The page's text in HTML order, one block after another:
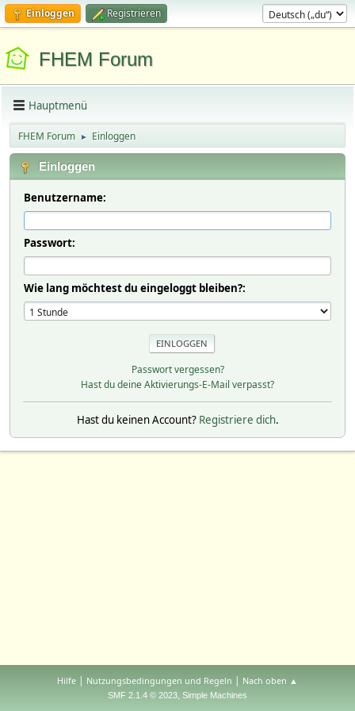
Einloggen Registrieren
FHEM Forum
Hauptmenü
FHEM Forum ► Einloggen
Einloggen
Benutzername:
Passwort:
Wie lang möchtest du eingeloggt bleiben?:
Passwort vergessen?
Hast du deine Aktivierungs-E-Mail verpasst?
Hast du keinen Account? Registriere dich.
Hilfe | Nutzungsbedingungen und Regeln | Nach oben ▲
SMF 2.1.4 © 2023, Simple Machines